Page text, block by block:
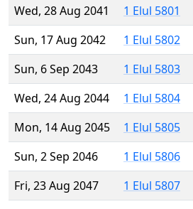
Wed, 28 Aug 2041
1 Elul 5801
Sun, 17 Aug 2042
1 Elul 5802
Sun, 6 Sep 2043
1 Elul 5803
Wed, 24 Aug 2044
1 Elul 5804
Mon, 14 Aug 2045
1 Elul 5805
Sun, 2 Sep 2046
1 Elul 5806
Fri, 23 Aug 2047
1 Elul 5807